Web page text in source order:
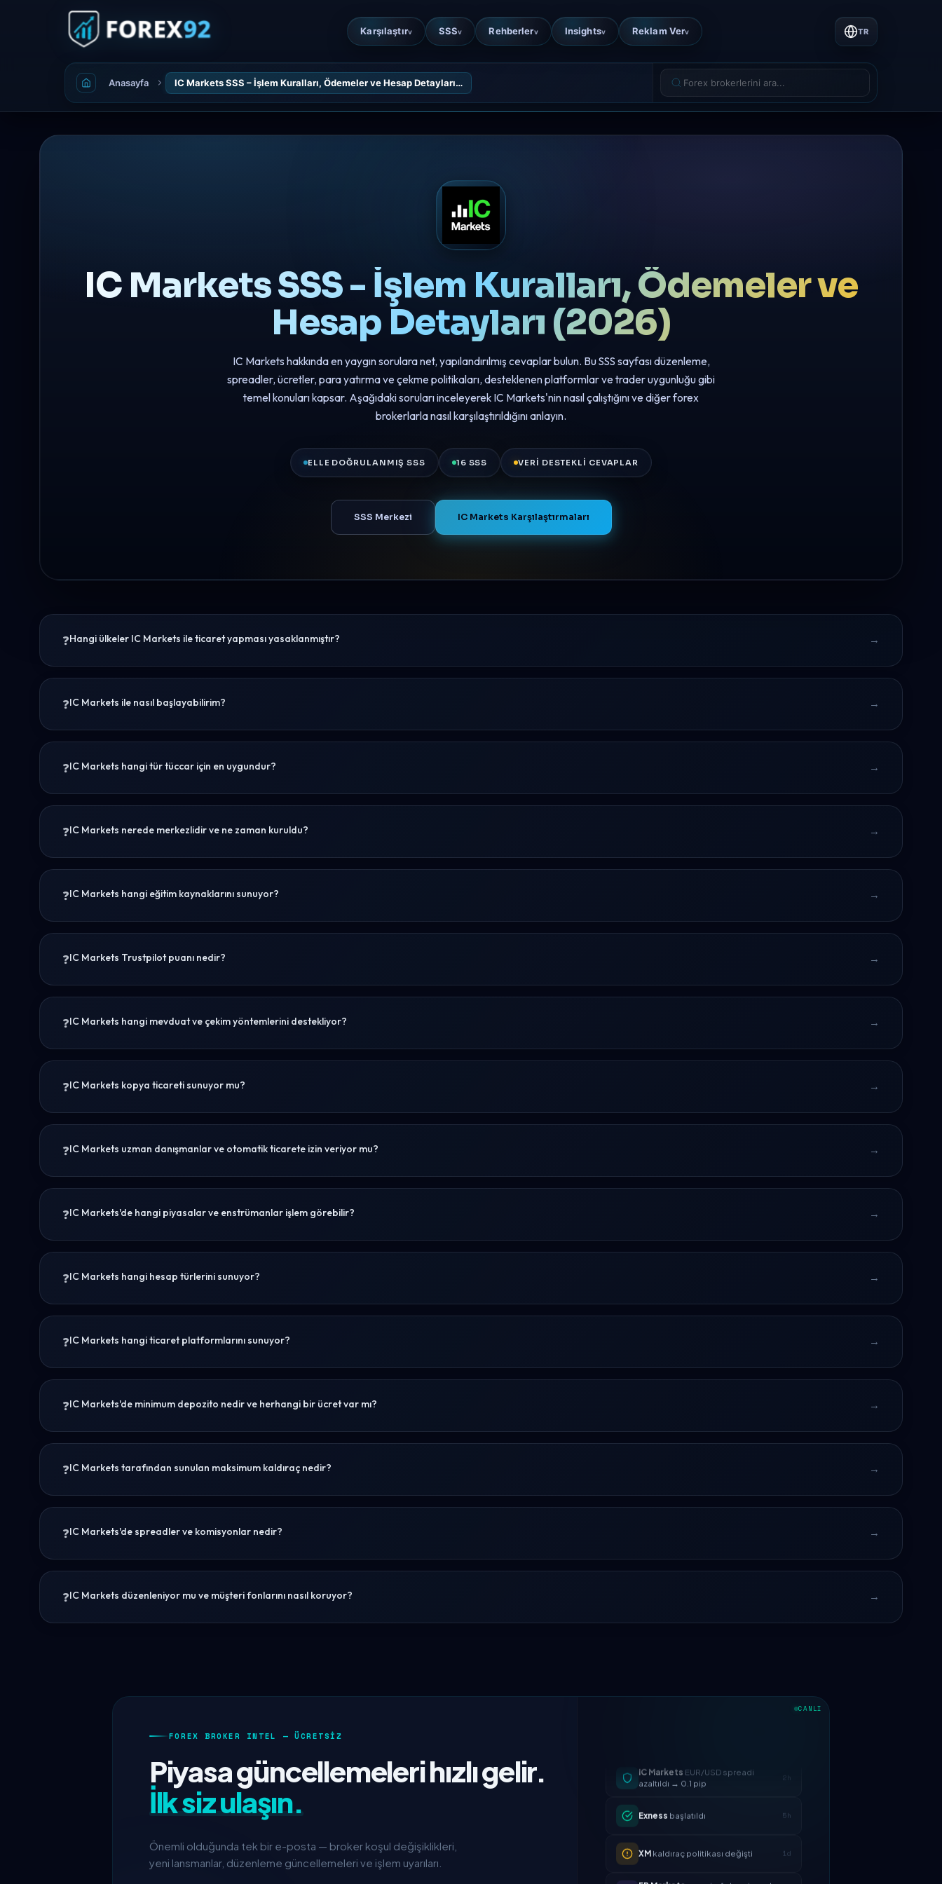
Karşılaştırv SSSv Rehberlerv Insightsv Reklam Verv TR
Anasayfa IC Markets SSS – İşlem Kuralları, Ödemeler ve Hesap Detayları…
IC Markets SSS - İşlem Kuralları, Ödemeler ve
Hesap Detayları (2026)
IC Markets hakkında en yaygın sorulara net, yapılandırılmış cevaplar bulun. Bu SSS sayfası düzenleme,
spreadler, ücretler, para yatırma ve çekme politikaları, desteklenen platformlar ve trader uygunluğu gibi
temel konuları kapsar. Aşağıdaki soruları inceleyerek IC Markets'nin nasıl çalıştığını ve diğer forex
brokerlarla nasıl karşılaştırıldığını anlayın.
ELLE DOĞRULANMIŞ SSS 16 SSS VERI DESTEKLI CEVAPLAR
SSS Merkezi IC Markets Karşılaştırmaları
Hangi ülkeler IC Markets ile ticaret yapması yasaklanmıştır?
IC Markets ile nasıl başlayabilirim?
IC Markets hangi tür tüccar için en uygundur?
IC Markets nerede merkezlidir ve ne zaman kuruldu?
IC Markets hangi eğitim kaynaklarını sunuyor?
IC Markets Trustpilot puanı nedir?
IC Markets hangi mevduat ve çekim yöntemlerini destekliyor?
IC Markets kopya ticareti sunuyor mu?
IC Markets uzman danışmanlar ve otomatik ticarete izin veriyor mu?
IC Markets'de hangi piyasalar ve enstrümanlar işlem görebilir?
IC Markets hangi hesap türlerini sunuyor?
IC Markets hangi ticaret platformlarını sunuyor?
IC Markets'de minimum depozito nedir ve herhangi bir ücret var mı?
IC Markets tarafından sunulan maksimum kaldıraç nedir?
IC Markets'de spreadler ve komisyonlar nedir?
IC Markets düzenleniyor mu ve müşteri fonlarını nasıl koruyor?
FOREX BROKER INTEL — ÜCRETSIZ
Piyasa güncellemeleri hızlı gelir.
İlk siz ulaşın.
Önemli olduğunda tek bir e-posta — broker koşul değişiklikleri,
yeni lansmanlar, düzenleme güncellemeleri ve işlem uyarıları.
CANLI
Exnessbaşlatıldı
XMkaldıraç politikası değişti 1d
FP Markets — yeni sıfır komisyonlu
1d